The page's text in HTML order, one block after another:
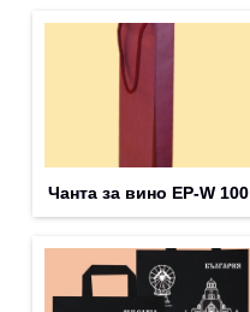
Чанта за вино EP-W 100